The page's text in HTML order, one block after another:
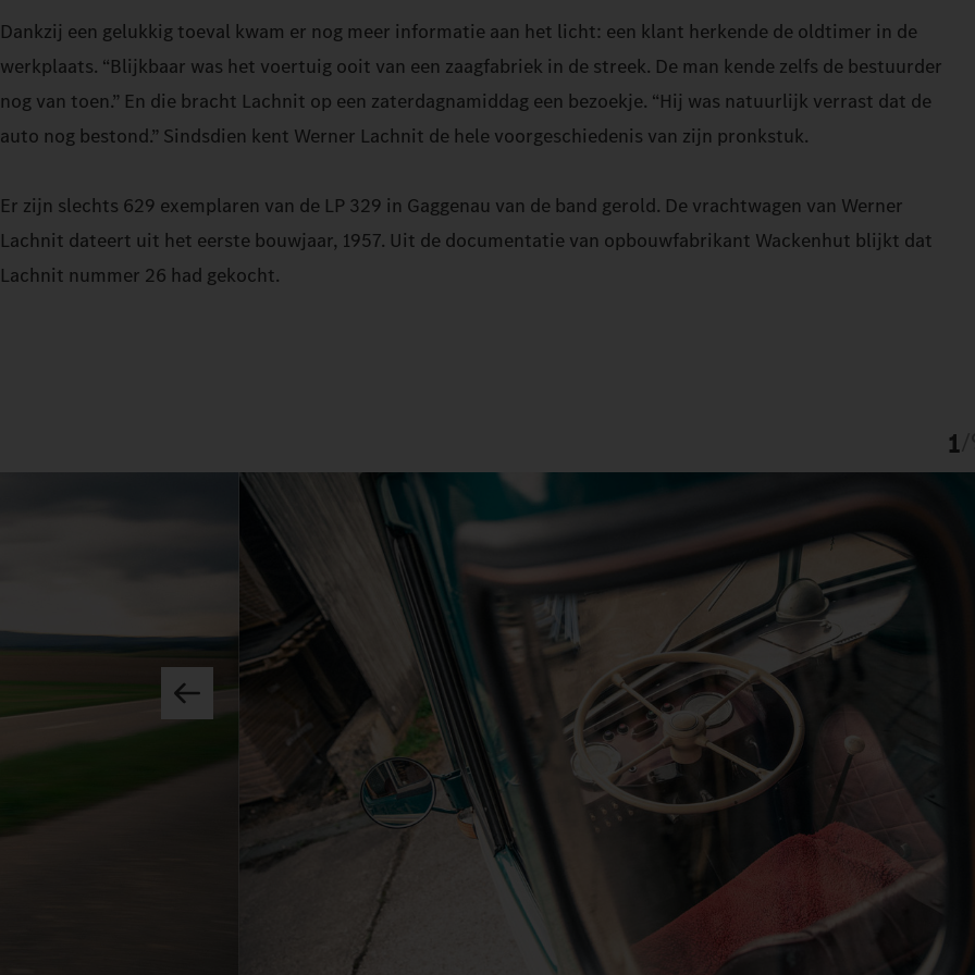
Dankzij een gelukkig toeval kwam er nog meer informatie aan het licht: een klant herkende de oldtimer in de
werkplaats. “Blijkbaar was het voertuig ooit van een zaagfabriek in de streek. De man kende zelfs de bestuurder
nog van toen.” En die bracht Lachnit op een zaterdagnamiddag een bezoekje. “Hij was natuurlijk verrast dat de
auto nog bestond.” Sindsdien kent Werner Lachnit de hele voorgeschiedenis van zijn pronkstuk.
Er zijn slechts 629 exemplaren van de LP 329 in Gaggenau van de band gerold. De vrachtwagen van Werner
Lachnit dateert uit het eerste bouwjaar, 1957. Uit de documentatie van opbouwfabrikant Wackenhut blijkt dat
Lachnit nummer 26 had gekocht.
1